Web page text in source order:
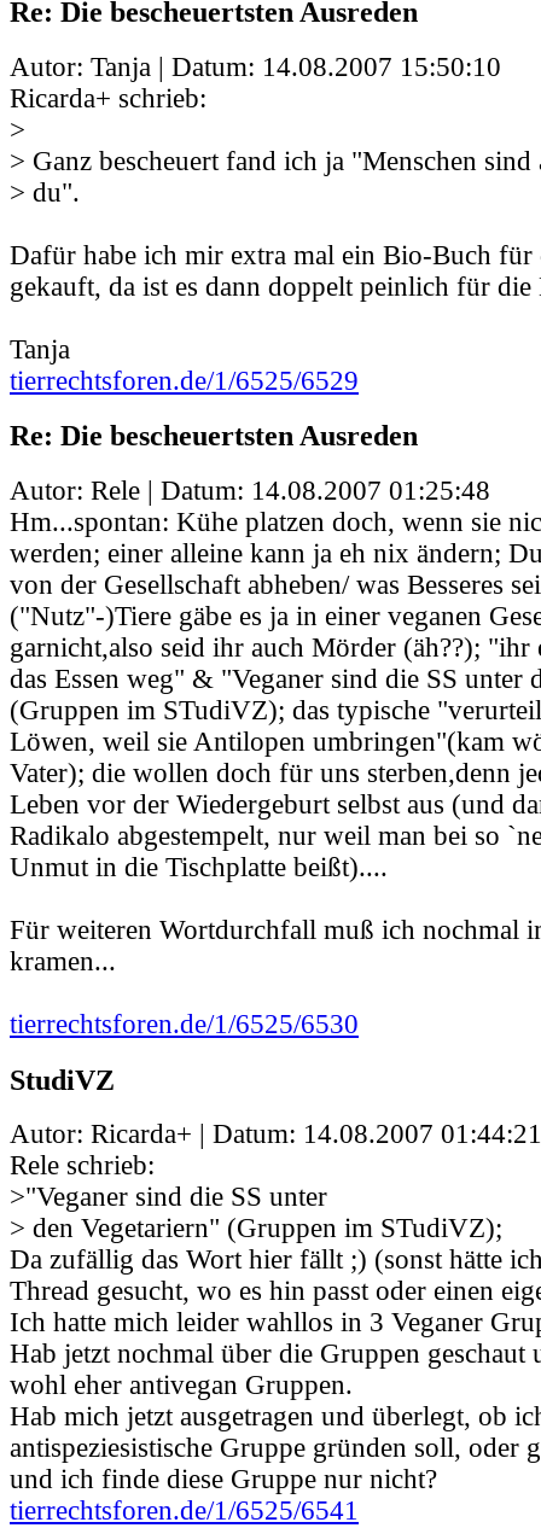
Re: Die bescheuertsten Ausreden
Autor: Tanja | Datum: 14.08.2007 15:50:10
Ricarda+ schrieb:
>
> Ganz bescheuert fand ich ja "Menschen sind
> du".
Dafür habe ich mir extra mal ein Bio-Buch für
gekauft, da ist es dann doppelt peinlich für die
Tanja
tierrechtsforen.de/1/6525/6529
Re: Die bescheuertsten Ausreden
Autor: Rele | Datum: 14.08.2007 01:25:48
Hm...spontan: Kühe platzen doch, wenn sie
werden; einer alleine kann ja eh nix ändern;
von der Gesellschaft abheben/ was Besseres
("Nutz"-)Tiere gäbe es ja in einer veganen
garnicht,also seid ihr auch Mörder (äh??); "ihr
das Essen weg" & "Veganer sind die SS unter
(Gruppen im STudiVZ); das typische
Löwen, weil sie Antilopen umbringen"(kam
Vater); die wollen doch für uns sterben,denn
Leben vor der Wiedergeburt selbst aus (und
Radikalo abgestempelt, nur weil man bei so
Unmut in die Tischplatte beißt)....
Für weiteren Wortdurchfall muß ich nochmal
kramen...
tierrechtsforen.de/1/6525/6530
StudiVZ
Autor: Ricarda+ | Datum: 14.08.2007 01:44:21
Rele schrieb:
>"Veganer sind die SS unter
> den Vegetariern" (Gruppen im STudiVZ);
Da zufällig das Wort hier fällt ;) (sonst hätte
Thread gesucht, wo es hin passt oder einen
Ich hatte mich leider wahllos in 3 Veganer
Hab jetzt nochmal über die Gruppen geschaut
wohl eher antivegan Gruppen.
Hab mich jetzt ausgetragen und überlegt, ob
antispeziesistische Gruppe gründen soll, oder
und ich finde diese Gruppe nur nicht?
tierrechtsforen.de/1/6525/6541